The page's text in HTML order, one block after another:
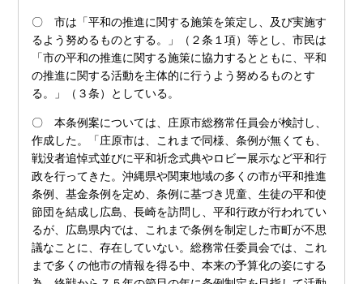
〇 市は「平和の推進に関する施策を策定し、及び実施す
るよう努めるものとする。」（２条１項）等とし、市民は
「市の平和の推進に関する施策に協力するとともに、平和
の推進に関する活動を主体的に行うよう努めるものとす
る。」（３条）としている。
〇 本条例案については、庄原市総務常任員会が検討し、
作成した。「庄原市は、これまで同様、条例が無くても、
戦没者追悼式並びに平和祈念式典やロビー展示など平和行
政を行ってきた。沖縄県や関東地域の多くの市が平和推進
条例、基金条例を定め、条例に基づき児童、生徒の平和使
節団を結成し広島、長崎を訪問し、平和行政が行われてい
るが、広島県内では、これまで条例を制定した市町が不思
議なことに、存在していない。総務常任委員会では、これ
まで多くの他市の情報を得る中、本来の予算化の姿にする